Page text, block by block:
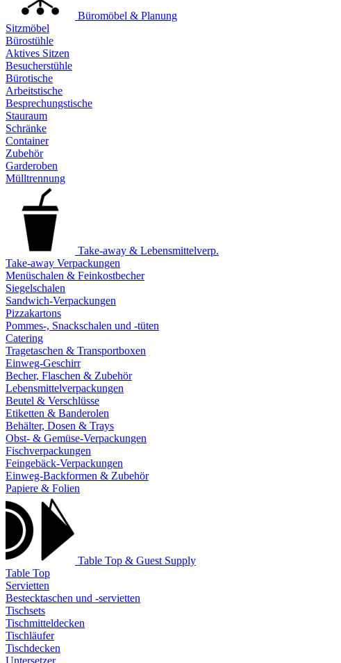
Büromöbel & Planung
Sitzmöbel
Bürostühle
Aktives Sitzen
Besucherstühle
Bürotische
Arbeitstische
Besprechungstische
Stauraum
Schränke
Container
Zubehör
Garderoben
Mülltrennung
Take-away & Lebensmittelverp.
Take-away Verpackungen
Menüschalen & Feinkostbecher
Siegelschalen
Sandwich-Verpackungen
Pizzakartons
Pommes-, Snackschalen und -tüten
Catering
Tragetaschen & Transportboxen
Einweg-Geschirr
Becher, Flaschen & Zubehör
Lebensmittelverpackungen
Beutel & Verschlüsse
Etiketten & Banderolen
Behälter, Dosen & Trays
Obst- & Gemüse-Verpackungen
Fischverpackungen
Feingebäck-Verpackungen
Einweg-Backformen & Zubehör
Papiere & Folien
Table Top & Guest Supply
Table Top
Servietten
Bestecktaschen und -servietten
Tischsets
Tischmitteldecken
Tischläufer
Tischdecken